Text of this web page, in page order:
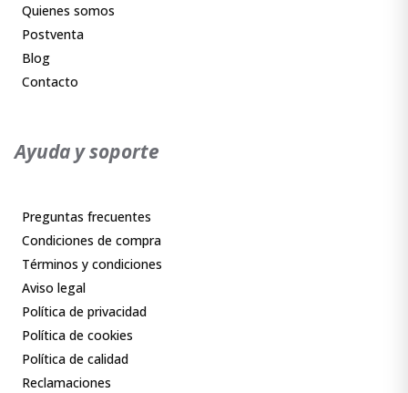
Quienes somos
Postventa
Blog
Contacto
Ayuda y soporte
Preguntas frecuentes
Condiciones de compra
Términos y condiciones
Aviso legal
Política de privacidad
Política de cookies
Política de calidad
Reclamaciones